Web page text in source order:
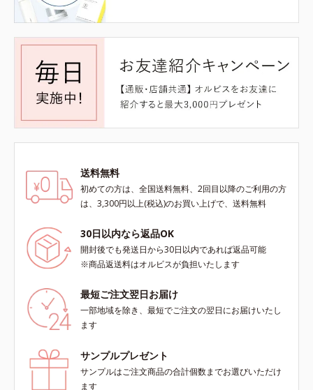
送料無料
初めての方は、全国送料無料、2回目以降のご利用の方
は、3,300円以上(税込)のお買い上げで、送料無料
30日以内なら返品OK
開封後でも発送日から30日以内であれば返品可能
※商品返送料はオルビスが負担いたします
最短ご注文翌日お届け
一部地域を除き、最短でご注文の翌日にお届けいたし
ます
サンプルプレゼント
サンプルはご注文商品の合計個数までお選びいただけ
ます